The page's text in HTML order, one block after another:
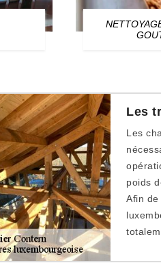
Les
Les
poids
Afin